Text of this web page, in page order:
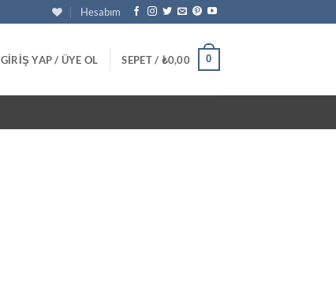
Hesabım
GIRIŞ YAP / ÜYE OL SEPET / ₺0,00 0